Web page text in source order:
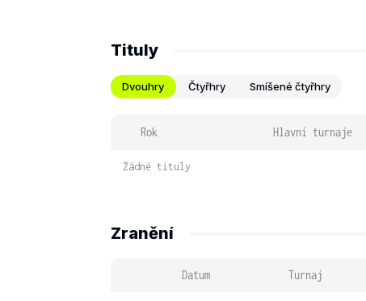
Tituly
Dvouhry Čtyřhry Smíšené čtyřhry
Rok Hlavní turnaje
Žádné tituly
Zranění
Datum Turnaj